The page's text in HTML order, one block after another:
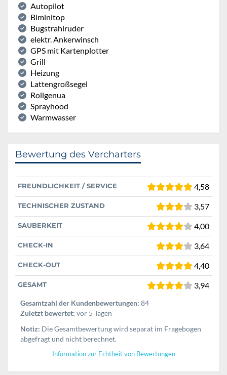
Autopilot
Biminitop
Bugstrahlruder
elektr. Ankerwinsch
GPS mit Kartenplotter
Grill
Heizung
Lattengroßsegel
Rollgenua
Sprayhood
Warmwasser
Bewertung des Vercharters
FREUNDLICHKEIT / SERVICE 4,58
TECHNISCHER ZUSTAND 3,57
SAUBERKEIT 4,00
CHECK-IN 3,64
CHECK-OUT 4,40
GESAMT 3,94
Gesamtzahl der Kundenbewertungen: 84
Zuletzt bewertet: vor 5 Tagen
Notiz: Die Gesamtbewertung wird separat im Fragebogen
abgefragt und nicht berechnet.
Information zur Echtheit von Bewertungen